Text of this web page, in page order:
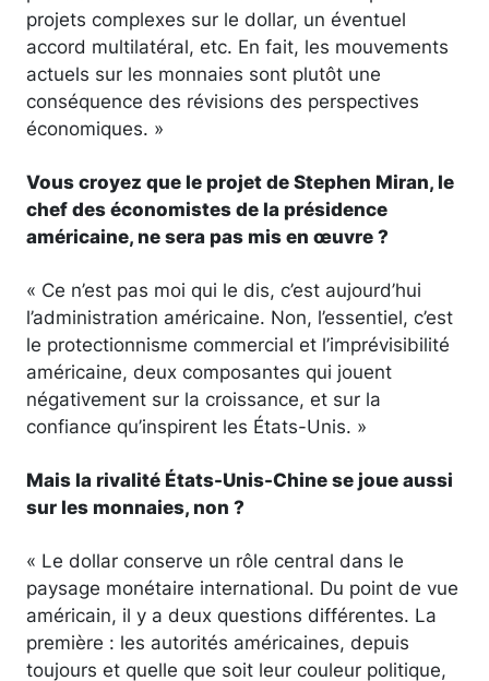
projets complexes sur le dollar, un éventuel
accord multilatéral, etc. En fait, les mouvements
actuels sur les monnaies sont plutôt une
conséquence des révisions des perspectives
économiques. »
Vous croyez que le projet de Stephen Miran, le
chef des économistes de la présidence
américaine, ne sera pas mis en œuvre ?
« Ce n’est pas moi qui le dis, c’est aujourd’hui
l’administration américaine. Non, l’essentiel, c’est
le protectionnisme commercial et l’imprévisibilité
américaine, deux composantes qui jouent
négativement sur la croissance, et sur la
confiance qu’inspirent les États-Unis. »
Mais la rivalité États-Unis-Chine se joue aussi
sur les monnaies, non ?
« Le dollar conserve un rôle central dans le
paysage monétaire international. Du point de vue
américain, il y a deux questions différentes. La
première : les autorités américaines, depuis
toujours et quelle que soit leur couleur politique,